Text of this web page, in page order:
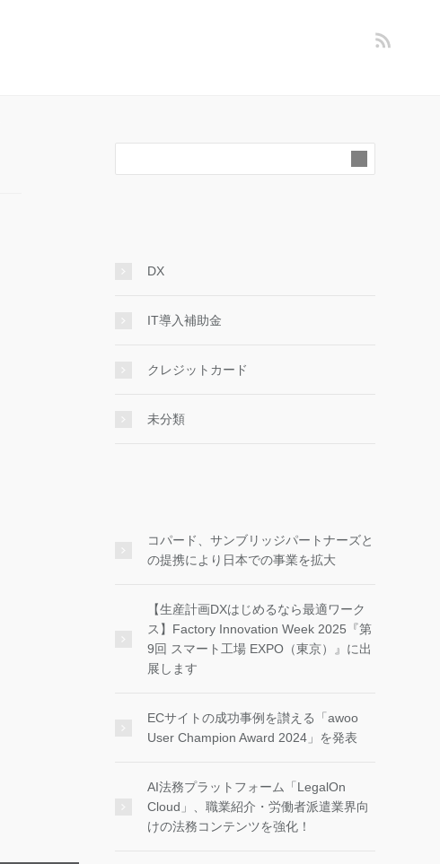
DX
IT導入補助金
クレジットカード
未分類
コパード、サンブリッジパートナーズと
の提携により日本での事業を拡大
【生産計画DXはじめるなら最適ワーク
ス】Factory Innovation Week 2025『第
9回 スマート工場 EXPO（東京）』に出
展します
ECサイトの成功事例を讃える「awoo
User Champion Award 2024」を発表
AI法務プラットフォーム「LegalOn
Cloud」、職業紹介・労働者派遣業界向
けの法務コンテンツを強化！